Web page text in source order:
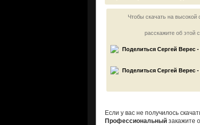
Чтобы скачать на
расскажите об этой
Если у вас не получилось
Профессиональный закажите